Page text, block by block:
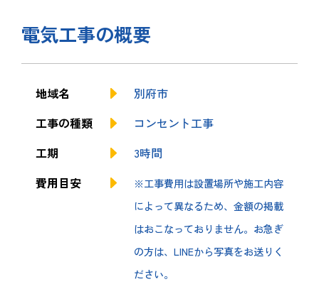
電気工事の概要
地域名
別府市
工事の種類
コンセント工事
工期
3時間
費用目安
※工事費用は設置場所や施工内容
によって異なるため、金額の掲載
はおこなっておりません。お急ぎ
の方は、LINEから写真をお送りく
ださい。